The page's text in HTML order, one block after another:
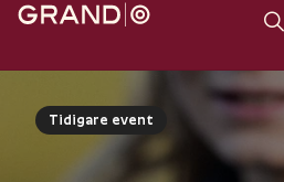
Tidigare event